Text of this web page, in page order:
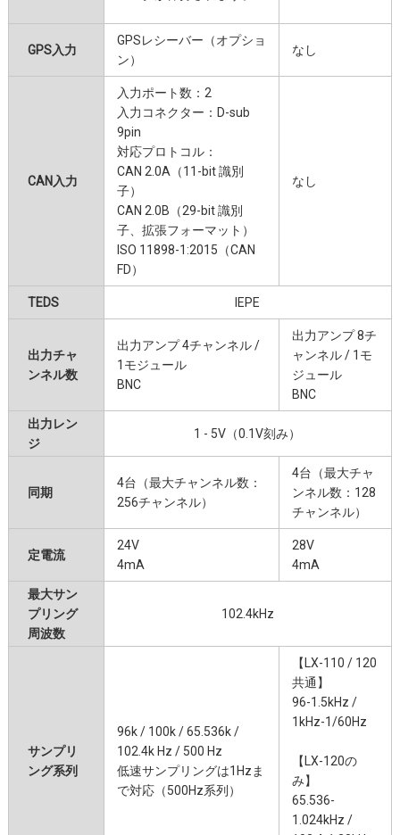
GPS入力
GPSレシーバー（オプショ
ン）
なし
CAN入力
入力ポート数：2
入力コネクター：D-sub
9pin
対応プロトコル：
CAN 2.0A（11-bit 識別
子）
CAN 2.0B（29-bit 識別
子、拡張フォーマット）
ISO 11898-1:2015（CAN
FD）
なし
TEDS IEPE
出力チャ
ンネル数
出力アンプ 4チャンネル /
1モジュール
BNC
出力アンプ 8チ
ャンネル / 1モ
ジュール
BNC
出力レン
ジ
1 - 5V（0.1V刻み）
同期
4台（最大チャンネル数：
256チャンネル）
4台（最大チャ
ンネル数：128
チャンネル）
定電流
24V
4mA
28V
4mA
最大サン
プリング
周波数
102.4kHz
サンプリ
ング系列
96k / 100k / 65.536k /
102.4k Hz / 500 Hz
低速サンプリングは1Hzま
で対応（500Hz系列）
【LX-110 / 120
共通】
96-1.5kHz /
1kHz-1/60Hz
【LX-120の
み】
65.536-
1.024kHz /